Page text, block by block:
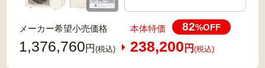
メーカー希望小売価格
1,376,760 円(税込)
本体特価 82%OFF
238,200 円 (税込)